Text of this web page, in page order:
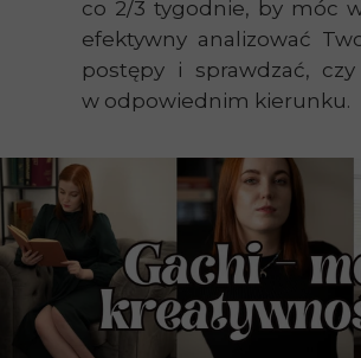
co 2/3 tygodnie, by móc
efektywny analizować
postępy i sprawdzać,
w odpowiednim kierunku.